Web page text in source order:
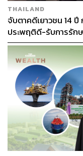
THAILAND
จับตาคดีเยาวชน 14
ประพฤติดี-รับการรัก